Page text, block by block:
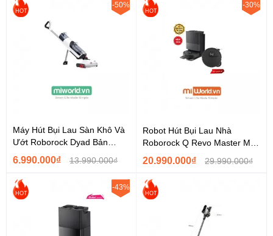
HOT
-50%
Máy Hút Bụi Lau Sàn Khô Và
Ướt Roborock Dyad Bản
Quốc Tế Hàng...
6.990.000₫ 13.990.000₫
HOT
-30%
Robot Hút Bụi Lau Nhà
Roborock Q Revo Master Mở
Rộng Chổi Cạnh Flexi –...
20.990.000₫ 29.990.000₫
HOT
-43%
HOT